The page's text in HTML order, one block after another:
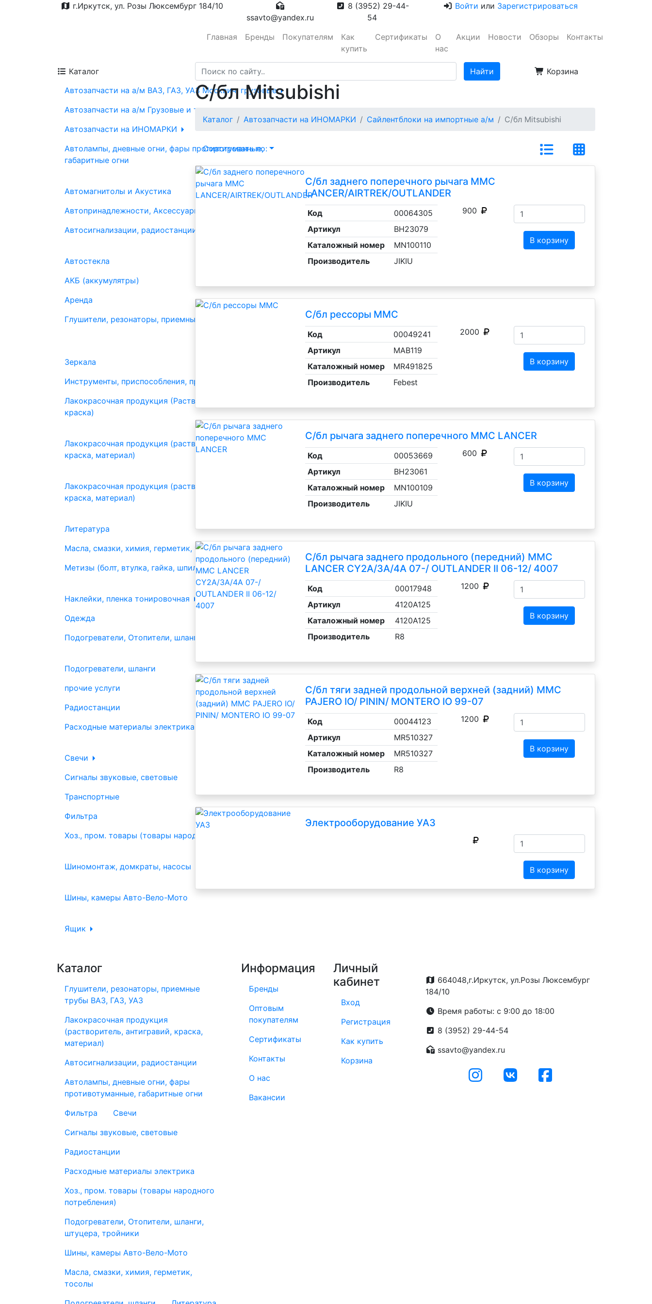
г.Иркутск, ул. Розы Люксембург 184/10
ssavto@yandex.ru
8 (3952) 29-44-
54
Войти или Зарегистрироваться
Главная Бренды Покупателям
Как
купить
Сертификаты
О
нас
Акции Новости Обзоры Контакты
Каталог
Корзина
Автозапчасти на а/м ВАЗ, ГАЗ, УАЗ Москвич, грузовые
Автозапчасти на а/м Грузовые и трактора
Автозапчасти на ИНОМАРКИ
Автолампы, дневные огни, фары противотуманные,
габаритные огни
Автомагнитолы и Акустика
Автопринадлежности, Аксессуары
Автосигнализации, радиостанции
Автостекла
АКБ (аккумулятры)
Аренда
Глушители, резонаторы, приемные трубы ВАЗ, ГАЗ, УАЗ
Зеркала
Инструменты, приспособления, приборы
Лакокрасочная продукция (Растворитель, анигравий,
краска)
Лакокрасочная продукция (растворитель, анигравий,
краска, материал)
Лакокрасочная продукция (растворитель, антигравий,
краска, материал)
Литература
Масла, смазки, химия, герметик, тосолы
Метизы (болт, втулка, гайка, шпилька, пистон)
Наклейки, пленка тонировочная
Одежда
Подогреватели, Отопители, шланги, штуцера, тройники
Подогреватели, шланги
прочие услуги
Радиостанции
Расходные материалы электрика
Свечи
Сигналы звуковые, световые
Транспортные
Фильтра
Хоз., пром. товары (товары народного потребления)
Шиномонтаж, домкраты, насосы
Шины, камеры Авто-Вело-Мото
Ящик
С/бл Mitsubishi
Каталог Автозапчасти на ИНОМАРКИ Сайлентблоки на импортные а/м С/бл Mitsubishi
Сортировать по:
С/бл заднего поперечного рычага MMC
LANCER/AIRTREK/OUTLANDER
Код
00064305
Артикул
BH23079
Каталожный номер
MN100110
Производитель
JIKIU
900
В корзину
С/бл рессоры MMC
Код
00049241
Артикул
MAB119
Каталожный номер
MR491825
Производитель
Febest
2000
В корзину
С/бл рычага заднего поперечного MMC LANCER
Код
00053669
Артикул
BH23061
Каталожный номер
MN100109
Производитель
JIKIU
600
В корзину
С/бл рычага заднего продольного (передний) MMC
LANCER CY2A/3A/4A 07-/ OUTLANDER II 06-12/ 4007
Код
00017948
Артикул
4120A125
Каталожный номер
4120A125
Производитель
R8
1200
В корзину
С/бл тяги задней продольной верхней (задний) MMC
PAJERO IO/ PININ/ MONTERO IO 99-07
Код
00044123
Артикул
MR510327
Каталожный номер
MR510327
Производитель
R8
1200
В корзину
Электрооборудование УАЗ
В корзину
Каталог
Глушители, резонаторы, приемные
трубы ВАЗ, ГАЗ, УАЗ
Лакокрасочная продукция
(растворитель, антигравий, краска,
материал)
Автосигнализации, радиостанции
Автолампы, дневные огни, фары
противотуманные, габаритные огни
Фильтра
Свечи
Сигналы звуковые, световые
Радиостанции
Расходные материалы электрика
Хоз., пром. товары (товары народного
потребления)
Подогреватели, Отопители, шланги,
штуцера, тройники
Шины, камеры Авто-Вело-Мото
Масла, смазки, химия, герметик,
тосолы
Информация
Бренды
Оптовым
покупателям
Сертификаты
Контакты
О нас
Вакансии
Личный
кабинет
Вход
Регистрация
Как купить
Корзина
664048,г.Иркутск, ул.Розы Люксембург
184/10
Время работы: с 9:00 до 18:00
8 (3952) 29-44-54
ssavto@yandex.ru